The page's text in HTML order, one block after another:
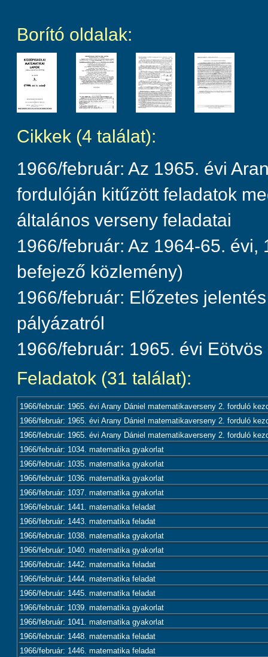
Borító oldalak:
Cikkek (4 találat):
1966/február: Az 1965. évi
fordulóján kitűzött feladatok
általános verseny feladatai
1966/február: Az 1964-65.
befejező közlemény)
1966/február: Előzetes
pályázatról
1966/február: 1965. évi
Feladatok (31 találat):
1966/február: 1965. évi Arany Dániel matematikaverseny 2. forduló
1966/február: 1965. évi Arany Dániel matematikaverseny 2. forduló
1966/február: 1965. évi Arany Dániel matematikaverseny 2. forduló
1966/február: 1034. matematika gyakorlat
1966/február: 1035. matematika gyakorlat
1966/február: 1036. matematika gyakorlat
1966/február: 1037. matematika gyakorlat
1966/február: 1441. matematika feladat
1966/február: 1443. matematika feladat
1966/február: 1038. matematika gyakorlat
1966/február: 1040. matematika gyakorlat
1966/február: 1442. matematika feladat
1966/február: 1444. matematika feladat
1966/február: 1445. matematika feladat
1966/február: 1039. matematika gyakorlat
1966/február: 1041. matematika gyakorlat
1966/február: 1448. matematika feladat
1966/február: 1446. matematika feladat